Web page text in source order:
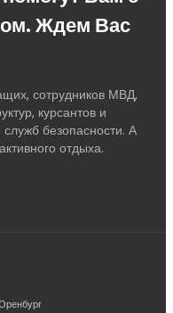
Ждем Вас
сотрудников МВД,
курсантов и
безопасности. А
отдыха.